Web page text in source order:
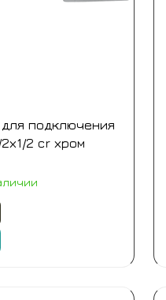
подключения
2 cr хром